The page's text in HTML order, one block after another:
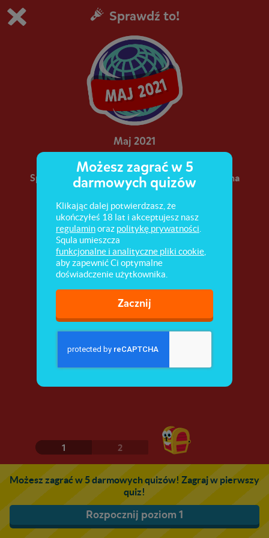
Grasz w wersję demonstracyjną Squli
Kup teraz!
0
Sprawdź to!
Maj 2021
Sprawdź, co ciekawego zdarzyło się w Polsce i na
świecie w maju 2021 roku.
1 2
Możesz zagrać w 5 darmowych quizów! Zagraj w pierwszy
quiz!
Rozpocznij poziom 1
Możesz zagrać w 5
darmowych quizów
Klikając dalej potwierdzasz, że
ukończyłeś 18 lat i akceptujesz nasz
regulaminoraz politykę prywatności
Squla umieszcza
funkcjonalne i analityczne pliki cookie
aby zapewnić Ci optymalne
doświadczenie użytkownika.
Zacznij